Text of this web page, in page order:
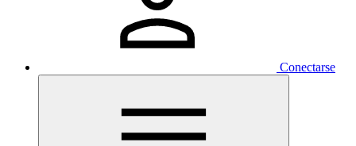
Conectarse